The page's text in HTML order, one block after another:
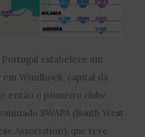
estabelece um
Windhoek, capital da
então o primeiro clube
SWAPA (South West
Association), que teve